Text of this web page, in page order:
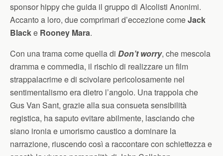
sponsor hippy che guida il gruppo di Alcolisti Anonimi.
Accanto a loro, due comprimari d’eccezione comeJack
Blacke Rooney Mara.
Con una trama come quella di Don’t worry, che mescola
dramma e commedia, il rischio di realizzare un film
strappalacrime e di scivolare pericolosamente nel
sentimentalismo era dietro l’angolo. Una trappola che
Gus Van Sant, grazie alla sua consueta sensibilità
registica, ha saputo evitare abilmente, lasciando che
siano ironia e umorismo caustico a dominare la
narrazione, riuscendo così a raccontare con schiettezza e